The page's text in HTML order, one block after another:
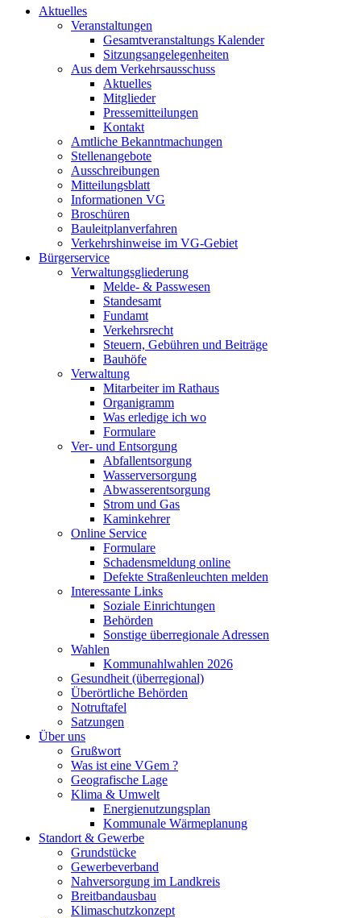
Aktuelles
Veranstaltungen
Gesamtveranstaltungs Kalender
Sitzungsangelegenheiten
Aus dem Verkehrsausschuss
Aktuelles
Mitglieder
Pressemitteilungen
Kontakt
Amtliche Bekanntmachungen
Stellenangebote
Ausschreibungen
Mitteilungsblatt
Informationen VG
Broschüren
Bauleitplanverfahren
Verkehrshinweise im VG-Gebiet
Bürgerservice
Verwaltungsgliederung
Melde- & Passwesen
Standesamt
Fundamt
Verkehrsrecht
Steuern, Gebühren und Beiträge
Bauhöfe
Verwaltung
Mitarbeiter im Rathaus
Organigramm
Was erledige ich wo
Formulare
Ver- und Entsorgung
Abfallentsorgung
Wasserversorgung
Abwasserentsorgung
Strom und Gas
Kaminkehrer
Online Service
Formulare
Schadensmeldung online
Defekte Straßenleuchten melden
Interessante Links
Soziale Einrichtungen
Behörden
Sonstige überregionale Adressen
Wahlen
Kommunahlwahlen 2026
Gesundheit (überregional)
Überörtliche Behörden
Notruftafel
Satzungen
Über uns
Grußwort
Was ist eine VGem ?
Geografische Lage
Klima & Umwelt
Energienutzungsplan
Kommunale Wärmeplanung
Standort & Gewerbe
Grundstücke
Gewerbeverband
Nahversorgung im Landkreis
Breitbandausbau
Klimaschutzkonzept